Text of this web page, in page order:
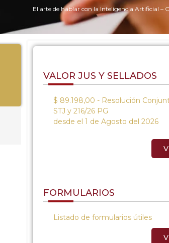
El arte de hablar con la Inteligencia Artificial –
VALOR JUS Y SELLADOS
$ 89.198,00 - Resolución
STJ y 216/26 PG
desde el 1 de Agosto del 2026
FORMULARIOS
Listado de formularios útiles